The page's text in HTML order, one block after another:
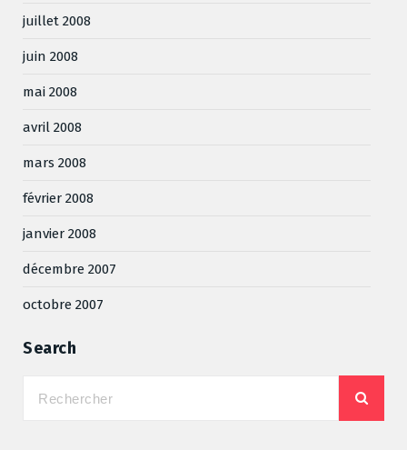
juillet 2008
juin 2008
mai 2008
avril 2008
mars 2008
février 2008
janvier 2008
décembre 2007
octobre 2007
Search